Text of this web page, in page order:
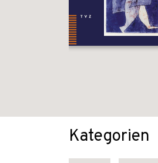
Kategorien